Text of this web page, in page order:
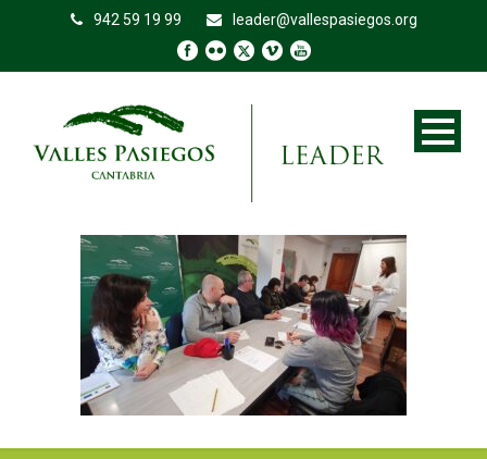
942 59 19 99 leader@vallespasiegos.org